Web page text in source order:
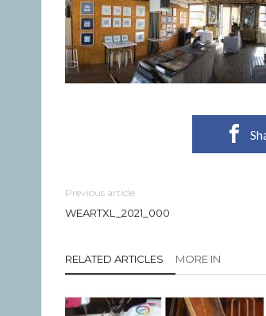
Previous article
WEARTXL_2021_000
RELATED ARTICLES MORE IN